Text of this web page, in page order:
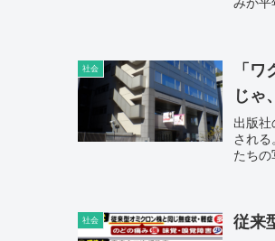
社会
「
じゃ
出版
され
たちの
社会
従来